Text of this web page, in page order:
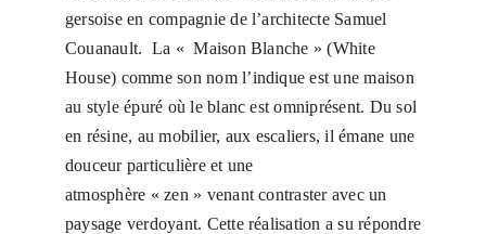
gersoise en compagnie de l’architecte Samuel
Couanault. La « Maison Blanche » (White
House) comme son nom l’indique est une maison
au style épuré où le blanc est omniprésent. Du sol
en résine, au mobilier, aux escaliers, il émane une
douceur particulière et une
atmosphère « zen » venant contraster avec un
paysage verdoyant. Cette réalisation a su répondre